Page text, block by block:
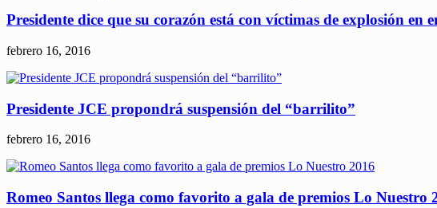
Presidente dice que su corazón está con víctimas de explosión en
febrero 16, 2016
Presidente JCE propondrá suspensión del “barrilito”
febrero 16, 2016
Romeo Santos llega como favorito a gala de premios Lo Nuestro